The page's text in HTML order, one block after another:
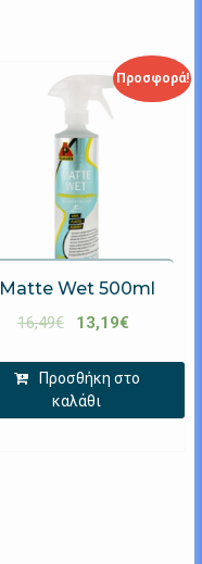
Προσφορά!
Matte Wet 500ml
16,49€ 13,19€
Προσθήκη στο
καλάθι